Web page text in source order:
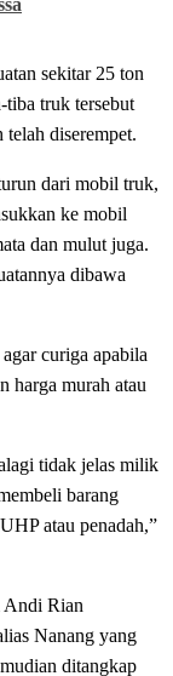
sekitar 25 ton
truk tersebut
diserempet.
dari mobil truk,
ke mobil
dan mulut juga.
dibawa
curiga apabila
harga murah atau
tidak jelas milik
barang
atau penadah,”
Andi Rian
Nanang yang
ditangkap